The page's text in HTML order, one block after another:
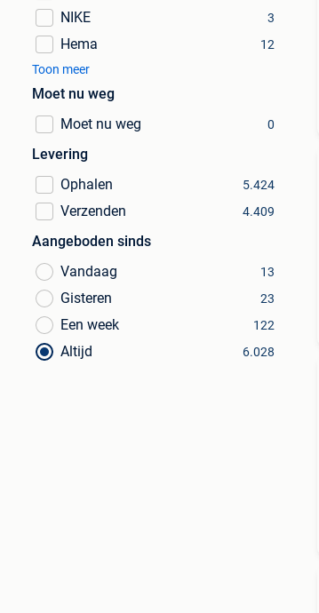
NIKE 3
Hema
12
Toon meer
Moet nu weg
Moet nu weg
0
Levering
Ophalen
5.424
Verzenden 4.409
Aangeboden sinds
Vandaag
13
Gisteren 23
Een week 122
Altijd 6.028